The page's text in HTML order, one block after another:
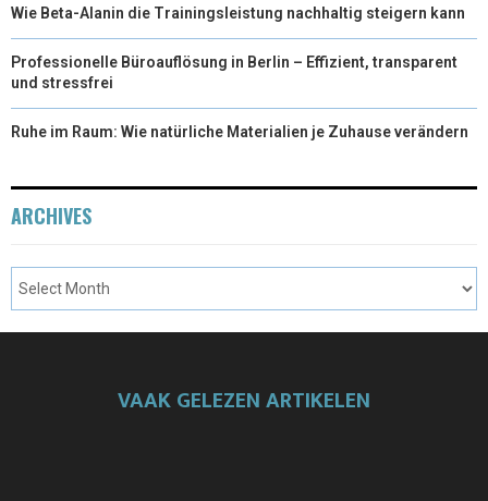
Wie Beta-Alanin die Trainingsleistung nachhaltig steigern kann
Professionelle Büroauflösung in Berlin – Effizient, transparent
und stressfrei
Ruhe im Raum: Wie natürliche Materialien je Zuhause verändern
ARCHIVES
VAAK GELEZEN ARTIKELEN